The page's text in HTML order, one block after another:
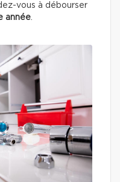
vous à débourser
année